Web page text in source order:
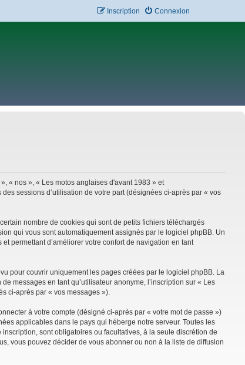
Connexion
Inscription
« nos », « Les motos anglaises d'avant 1983 » et
sessions d’utilisation de votre part (désignées ci-après par « vos
nombre de cookies qui sont de petits fichiers téléchargés
qui vous sont automatiquement assignés par le logiciel phpBB. Un
permettant d’améliorer votre confort de navigation en tant
pour couvrir uniquement les pages créées par le logiciel phpBB. La
messages en tant qu’utilisateur anonyme, l’inscription sur « Les
ci-après par « vos messages »).
à votre compte (désigné ci-après par « votre mot de passe »)
applicables dans le pays qui héberge notre serveur. Toutes les
sont obligatoires ou facultatives, à la seule discrétion de
vous pouvez décider de vous abonner ou non à la liste de diffusion